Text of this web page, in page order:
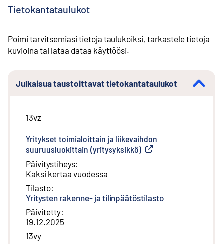
Tietokantataulukot
Poimi tarvitsemiasi tietoja taulukoiksi, tarkastele tietoja
kuvioina tai lataa dataa käyttöösi.
Julkaisua taustoittavat tietokantataulukot
13vz
Yritykset toimialoittain ja liikevaihdon
suuruusluokittain (yritysyksikkö) Ulkoinen linkki
Päivitystiheys:
Kaksi kertaa vuodessa
Tilasto:
Yritysten rakenne- ja tilinpäätöstilasto
Päivitetty:
19.12.2025
13vy